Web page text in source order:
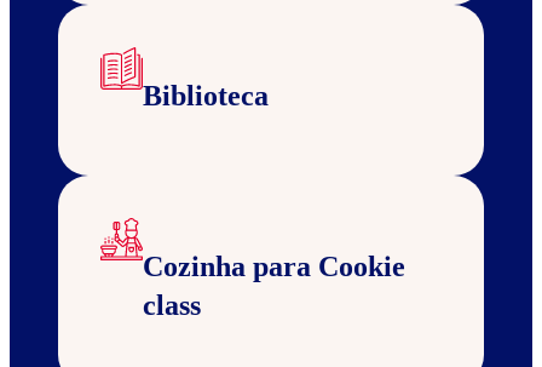
Biblioteca
Cozinha para Cookie
class